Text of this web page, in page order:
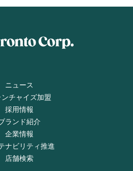
ニュース
ンチャイズ加盟
採用情報
ランド紹介
企業情報
ナビリティ推進
店舗検索